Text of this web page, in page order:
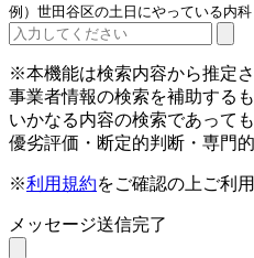
例）世田谷区の土日にやっている内科
※本機能は検索内容から推定
事業者情報の検索を補助するも
いかなる内容の検索であって
優劣評価・断定的判断・専門
※利用規約をご確認の上ご利
メッセージ送信完了